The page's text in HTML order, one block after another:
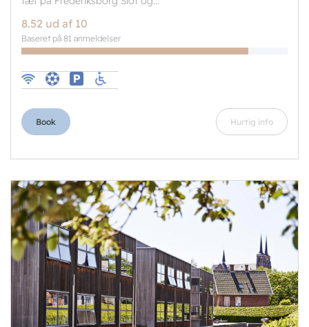
8.52 ud af 10
Baseret på 81 anmeldelser
Book Hurtig info